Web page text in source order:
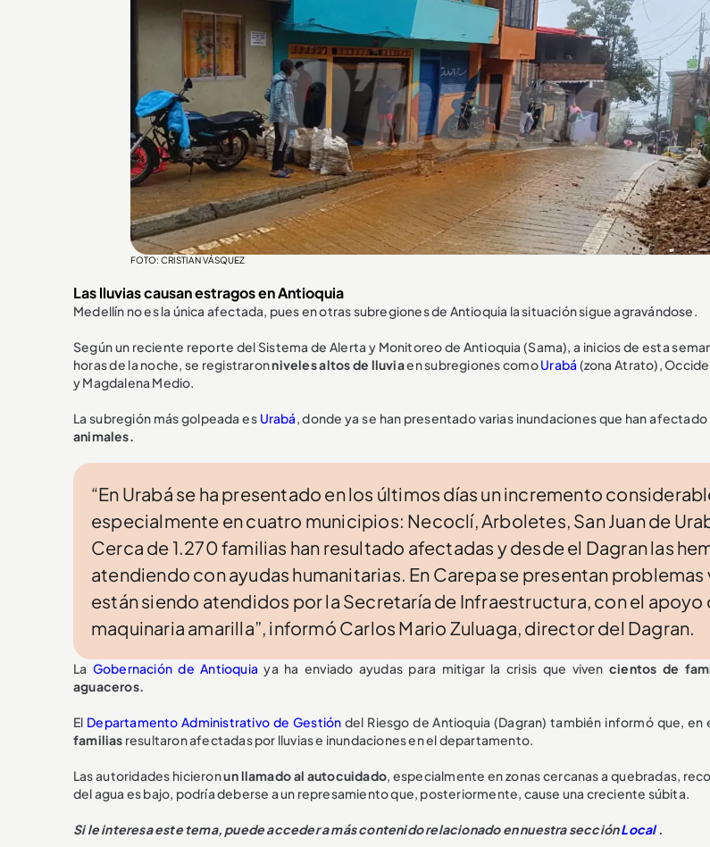
FOTO: CRISTIAN VÁSQUEZ
Las lluvias causan estragos en Antioquia
Medellín no es la única afectada, pues en otras subregiones de Antioquia la situación sigue agravándose.
Según un reciente reporte del Sistema de Alerta y Monitoreo de Antioquia (Sama), a inicios de esta
horas de la noche, se registraronniveles altos de lluviaen subregiones comoUrabá (zona Atrato),
y Magdalena Medio.
La subregión más golpeada es Urabá, donde ya se han presentado varias inundaciones que han afectado
animales.
“En Urabá se ha presentado en los últimos días un incremento
especialmente en cuatro municipios: Necoclí, Arboletes, San Juan de
Cerca de 1.270 familias han resultado afectadas y desde el Dagran las
atendiendo con ayudas humanitarias. En Carepa se presentan problemas
están siendo atendidos por la Secretaría de Infraestructura, con el apoyo
maquinaria amarilla”, informó Carlos Mario Zuluaga, director del Dagran.
La Gobernación de Antioquia ya ha enviado ayudas para mitigar la crisis que vivencientos de
aguaceros.
El Departamento Administrativo de Gestión del Riesgo de Antioquia (Dagran) también informó que, en
familias resultaron afectadas por lluvias e inundaciones en el departamento.
Las autoridades hicieronun llamado al autocuidado, especialmente en zonas cercanas a quebradas,
del agua es bajo, podría deberse a un represamiento que, posteriormente, cause una creciente súbita.
Si le interesa este tema, puede acceder a más contenido relacionado en nuestra secciónLocal.